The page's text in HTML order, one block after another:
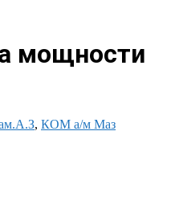
мощности
, КОМ а/м Маз